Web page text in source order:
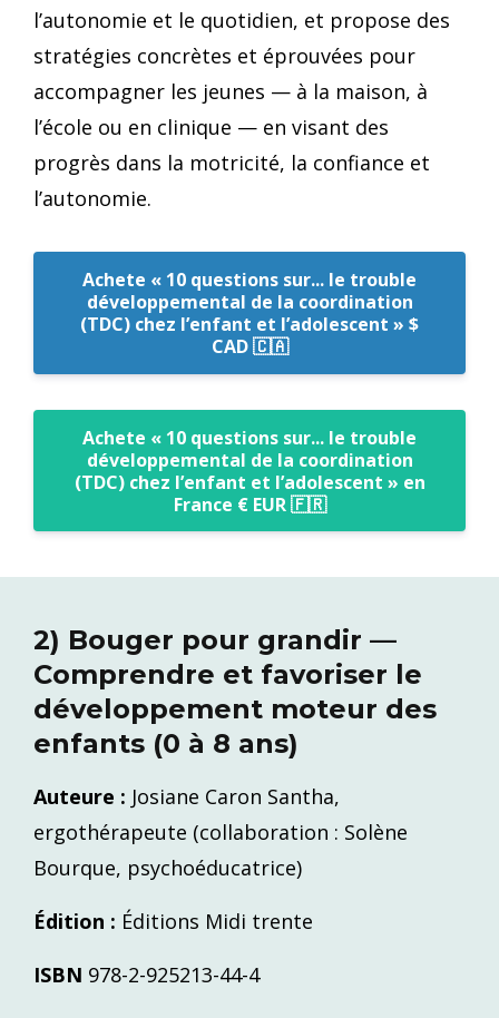
l’autonomie et le quotidien, et propose des
stratégies concrètes et éprouvées pour
accompagner les jeunes — à la maison, à
l’école ou en clinique — en visant des
progrès dans la motricité, la confiance et
l’autonomie.
Achete « 10 questions sur... le trouble
développemental de la coordination
(TDC) chez l’enfant et l’adolescent » $
CAD 🇨🇦
Achete « 10 questions sur... le trouble
développemental de la coordination
(TDC) chez l’enfant et l’adolescent » en
France € EUR 🇫🇷
2) Bouger pour grandir —
Comprendre et favoriser le
développement moteur des
enfants (0 à 8 ans)
Auteure : Josiane Caron Santha,
ergothérapeute (collaboration : Solène
Bourque, psychoéducatrice)
Édition : Éditions Midi trente
ISBN 978-2-925213-44-4